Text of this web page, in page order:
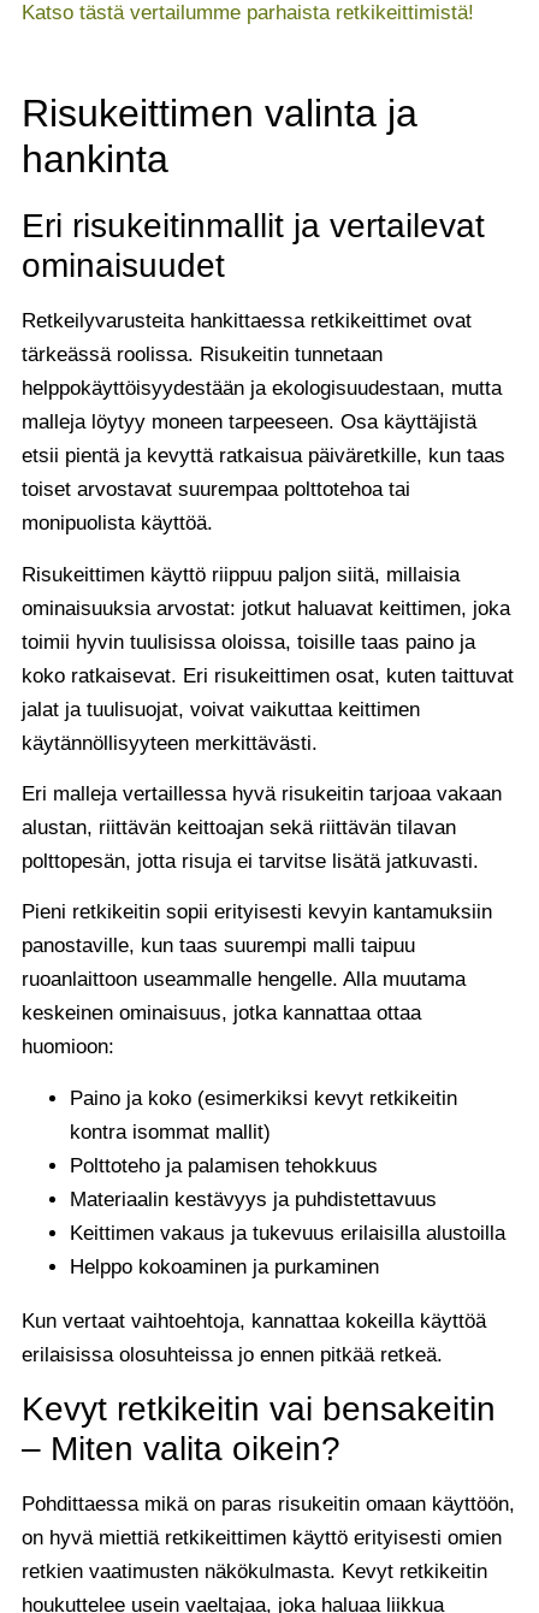
Katso tästä vertailumme parhaista retkikeittimistä!
Risukeittimen valinta ja
hankinta
Eri risukeitinmallit ja vertailevat
ominaisuudet
Retkeilyvarusteita hankittaessa retkikeittimet ovat
tärkeässä roolissa. Risukeitin tunnetaan
helppokäyttöisyydestään ja ekologisuudestaan, mutta
malleja löytyy moneen tarpeeseen. Osa käyttäjistä
etsii pientä ja kevyttä ratkaisua päiväretkille, kun taas
toiset arvostavat suurempaa polttotehoa tai
monipuolista käyttöä.
Risukeittimen käyttö riippuu paljon siitä, millaisia
ominaisuuksia arvostat: jotkut haluavat keittimen, joka
toimii hyvin tuulisissa oloissa, toisille taas paino ja
koko ratkaisevat. Eri risukeittimen osat, kuten taittuvat
jalat ja tuulisuojat, voivat vaikuttaa keittimen
käytännöllisyyteen merkittävästi.
Eri malleja vertaillessa hyvä risukeitin tarjoaa vakaan
alustan, riittävän keittoajan sekä riittävän tilavan
polttopesän, jotta risuja ei tarvitse lisätä jatkuvasti.
Pieni retkikeitin sopii erityisesti kevyin kantamuksiin
panostaville, kun taas suurempi malli taipuu
ruoanlaittoon useammalle hengelle. Alla muutama
keskeinen ominaisuus, jotka kannattaa ottaa
huomioon:
Paino ja koko (esimerkiksi kevyt retkikeitin
kontra isommat mallit)
Polttoteho ja palamisen tehokkuus
Materiaalin kestävyys ja puhdistettavuus
Keittimen vakaus ja tukevuus erilaisilla alustoilla
Helppo kokoaminen ja purkaminen
Kun vertaat vaihtoehtoja, kannattaa kokeilla käyttöä
erilaisissa olosuhteissa jo ennen pitkää retkeä.
Kevyt retkikeitin vai bensakeitin
– Miten valita oikein?
Pohdittaessa mikä on paras risukeitin omaan käyttöön,
on hyvä miettiä retkikeittimen käyttö erityisesti omien
retkien vaatimusten näkökulmasta. Kevyt retkikeitin
houkuttelee usein vaeltajaa, joka haluaa liikkua